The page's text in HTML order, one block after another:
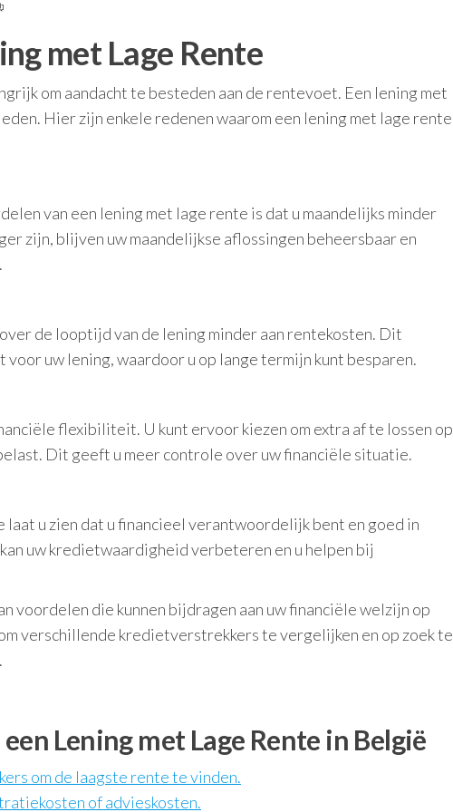
met Lage Rente
om aandacht te besteden aan de rentevoet. Een lening met
Hier zijn enkele redenen waarom een lening met lage rente
van een lening met lage rente is dat u maandelijks minder
zijn, blijven uw maandelijkse aflossingen beheersbaar en
de looptijd van de lening minder aan rentekosten. Dit
uw lening, waardoor u op lange termijn kunt besparen.
flexibiliteit. U kunt ervoor kiezen om extra af te lossen op
Dit geeft u meer controle over uw financiële situatie.
u zien dat u financieel verantwoordelijk bent en goed in
uw kredietwaardigheid verbeteren en u helpen bij
voordelen die kunnen bijdragen aan uw financiële welzijn op
verschillende kredietverstrekkers te vergelijken en op zoek te
Lening met Lage Rente in België
om de laagste rente te vinden.
of advieskosten.